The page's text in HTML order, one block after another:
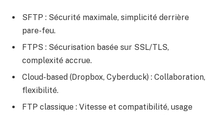
SFTP : Sécurité maximale, simplicité derrière
pare-feu.
FTPS : Sécurisation basée sur SSL/TLS,
complexité accrue.
Cloud-based (Dropbox, Cyberduck) : Collaboration,
flexibilité.
FTP classique : Vitesse et compatibilité, usage